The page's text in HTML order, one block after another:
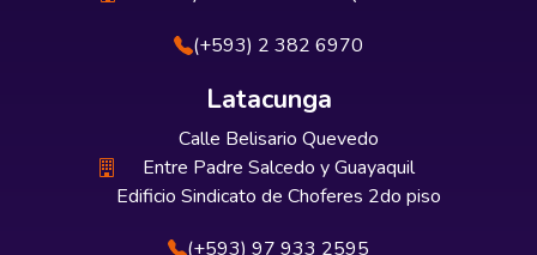
(+593) 2 382 6970
Latacunga
Calle Belisario Quevedo
Entre Padre Salcedo y Guayaquil
Edificio Sindicato de Choferes 2do piso
(+593) 97 933 2595